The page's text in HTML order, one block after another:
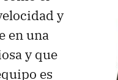
y
en una
y que
es